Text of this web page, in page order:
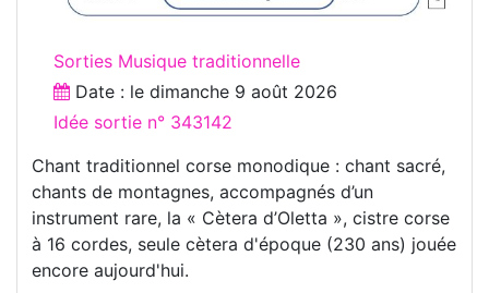
Sorties Musique traditionnelle
Date : le dimanche 9 août 2026
Idée sortie n° 343142
Chant traditionnel corse monodique : chant sacré,
chants de montagnes, accompagnés d’un
instrument rare, la « Cètera d’Oletta », cistre corse
à 16 cordes, seule cètera d'époque (230 ans) jouée
encore aujourd'hui.